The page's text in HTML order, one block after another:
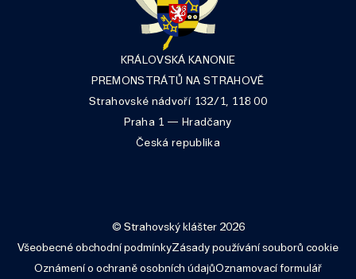
KRÁLOVSKÁ KANONIE
PREMONSTRÁTŮ NA STRAHOVĚ
Strahovské nádvoří 132/1, 118 00
Praha 1 — Hradčany
Česká republika
© Strahovský klášter 2026
Všeobecné obchodní podmínkyZásady používání souborů cookie
Oznámení o ochraně osobních údajůOznamovací formulář